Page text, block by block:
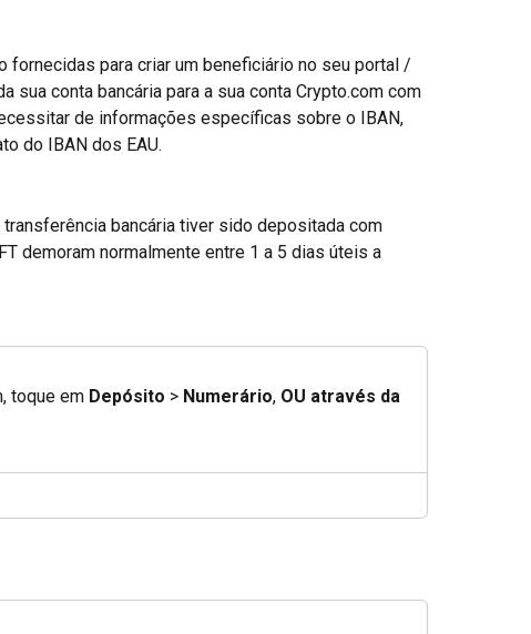
para criar um beneficiário no seu portal /
sua conta bancária para a sua conta Crypto.com com
de informações específicas sobre o IBAN,
do IBAN dos EAU.
bancária tiver sido depositada com
demoram normalmente entre 1 a 5 dias úteis a
toque em Depósito > Numerário, OU através da